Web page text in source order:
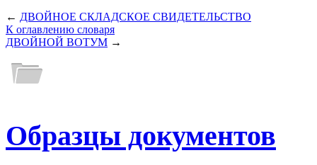
← ДВОЙНОЕ СКЛАДСКОЕ СВИДЕТЕЛЬСТВО
К оглавлению словаря
ДВОЙНОЙ ВОТУМ →
Образцы документов